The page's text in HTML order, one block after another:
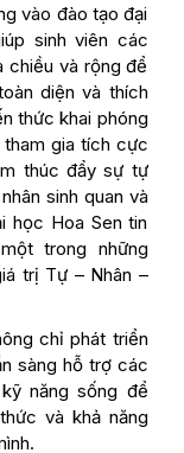
vào đào tạo đại
sinh viên các
chiều và rộng để
diện và thích
thức khai phóng
tham gia tích cực
thúc đẩy sự tự
sinh quan và
học Hoa Sen tin
trong những
trị Tự – Nhân –
chỉ phát triển
sàng hỗ trợ các
năng sống để
và khả năng